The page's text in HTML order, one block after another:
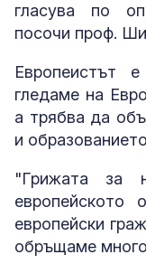
гласува по
посочи проф.
Европеистът
гледаме на
а трябва да
и
"Грижата за
европейското
европейски
обръщаме